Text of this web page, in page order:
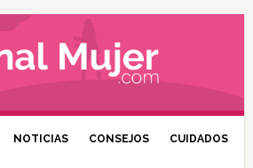
NOTICIAS CONSEJOS CUIDADOS